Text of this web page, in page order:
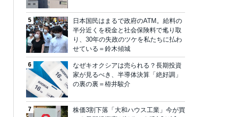
日本国民はまるで政府のATM。給料の
半分近くを税金と社会保険料で毟り取
り、30年の失政のツケを私たちに払わ
せている＝鈴木傾城
なぜキオクシアは売られる？長期投資
家が見るべき、半導体決算「絶好調」
の裏の裏＝栫井駿介
株価3割下落「大和ハウス工業」今が買